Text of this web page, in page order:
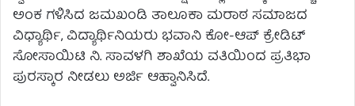
ಅಂಕ ಗಳಿಸಿದ ಜಮಖಂಡಿ ತಾಲೂಕಾ ಮರಾಠ ಸಮಾಜದ
ವಿಧ್ಯಾರ್ಥಿ, ವಿದ್ಯಾರ್ಥಿನಿಯರು ಭವಾನಿ ಕೋ-ಆಪ್ ಕ್ರೇಡಿಟ್
ಸೋಸಾಯಿಟಿ ನಿ. ಸಾವಳಗಿ ಶಾಖೆಯ ವತಿಯಿಂದ ಪ್ರತಿಭಾ
ಪುರಸ್ಕಾರ ನೀಡಲು ಅರ್ಜಿ ಆಹ್ವಾನಿಸಿದೆ.